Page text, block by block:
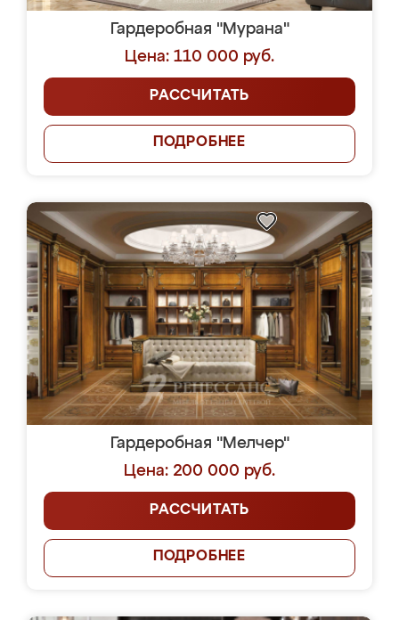
Гардеробная "Мурана"
Цена: 110 000 руб.
РАССЧИТАТЬ
ПОДРОБНЕЕ
Гардеробная "Мелчер"
Цена: 200 000 руб.
РАССЧИТАТЬ
ПОДРОБНЕЕ